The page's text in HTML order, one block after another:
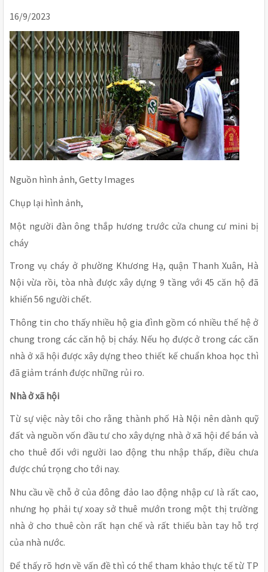
16/9/2023
Nguồn hình ảnh, Getty Images
Chụp lại hình ảnh,
Một người đàn ông thắp hương trước cửa chung cư mini bị
cháy
Trong vụ cháy ở phường Khương Hạ, quận Thanh Xuân, Hà
Nội vừa rồi, tòa nhà được xây dựng 9 tầng với 45 căn hộ đã
khiến 56 người chết.
Thông tin cho thấy nhiều hộ gia đình gồm có nhiều thế hệ ở
chung trong các căn hộ bị cháy. Nếu họ được ở trong các căn
nhà ở xã hội được xây dựng theo thiết kế chuẩn khoa học thì
đã giảm tránh được những rủi ro.
Nhà ở xã hội
Từ sự việc này tôi cho rằng thành phố Hà Nội nên dành quỹ
đất và nguồn vốn đầu tư cho xây dựng nhà ở xã hội để bán và
cho thuê đối với người lao động thu nhập thấp, điều chưa
được chú trọng cho tới nay.
Nhu cầu về chỗ ở của đông đảo lao động nhập cư là rất cao,
nhưng họ phải tự xoay sở thuê mướn trong một thị trường
nhà ở cho thuê còn rất hạn chế và rất thiếu bàn tay hỗ trợ
của nhà nước.
Để thấy rõ hơn về vấn đề thì có thể tham khảo thực tế từ TP